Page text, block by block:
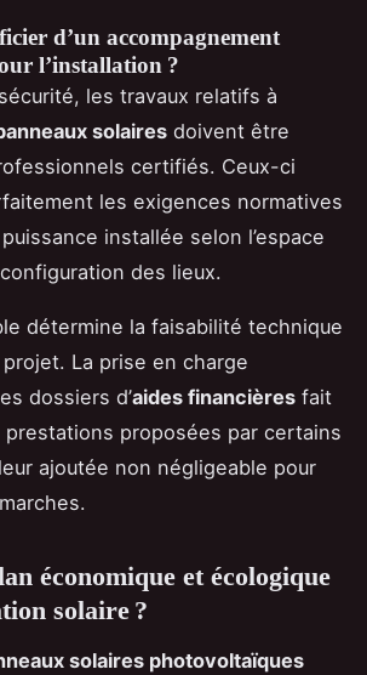
d’un accompagnement
l’installation ?
les travaux relatifs à
solaires doivent être
certifiés. Ceux-ci
les exigences normatives
installée selon l’espace
des lieux.
détermine la faisabilité technique
La prise en charge
dossiers d’aides financières fait
proposées par certains
ajoutée non négligeable pour
économique et écologique
solaire ?
solaires photovoltaïques